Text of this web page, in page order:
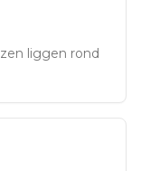
liggen rond